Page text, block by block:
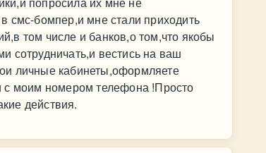
смс-бомпер,и мне стали приходить
том числе и банков,о том,что якобы
сотрудничать,и вестись на ваш
личные кабинеты,оформляете
с моим номером телефона !Просто
действия.